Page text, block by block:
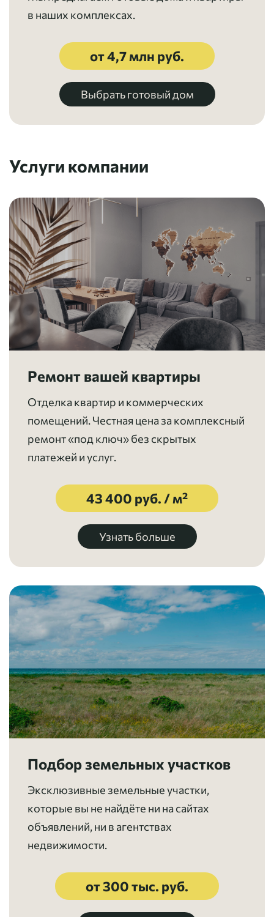
в наших комплексах.
от 4,7 млн руб.
Выбрать готовый дом
Услуги компании
Ремонт вашей квартиры
Отделка квартир и коммерческих
помещений. Честная цена за комплексный
ремонт «под ключ» без скрытых
платежей и услуг.
43 400 руб. / м²
Узнать больше
Подбор земельных участков
Эксклюзивные земельные участки,
которые вы не найдёте ни на сайтах
объявлений, ни в агентствах
недвижимости.
от 300 тыс. руб.